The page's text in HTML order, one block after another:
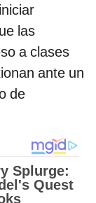
las
a clases
ante un
de